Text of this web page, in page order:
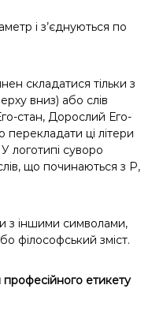
і з’єднуються по
складатися тільки з
вниз) або слів
стан, Дорослий Его-
ці літери
логотипі суворо
що починаються з Р,
з іншими символами,
філософський зміст.
етикету